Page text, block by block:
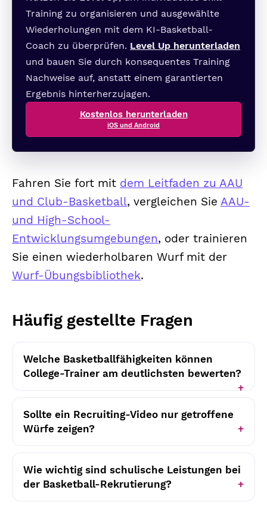
Training zu organisieren und ausgewählte
Wiederholungen mit dem KI-Basketball-
Coach zu überprüfen. Level Up herunterladen
und bauen Sie durch konsequentes Training
Nachweise auf, anstatt einem garantierten
Ergebnis hinterherzujagen.
Kostenlos herunterladen
iOS und Android
Fahren Sie fort mit dem Leitfaden zu AAU
und Club-Basketball, vergleichen Sie AAU-
und High-School-
Entwicklungsumgebungen, oder trainieren
Sie einen wiederholbaren Wurf mit der
Wurf-Übungsbibliothek.
Häufig gestellte Fragen
Welche Basketballfähigkeiten können
College-Trainer am deutlichsten bewerten?
Sollte ein Recruiting-Video nur getroffene
Würfe zeigen?
Wie wichtig sind schulische Leistungen bei
der Basketball-Rekrutierung?